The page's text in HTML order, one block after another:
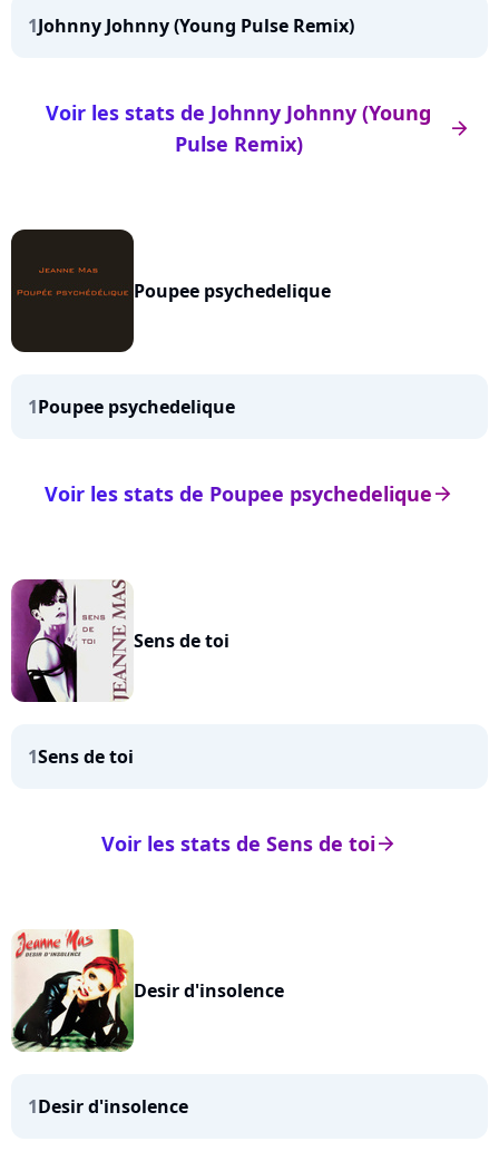
1Johnny Johnny (Young Pulse Remix)
arrow_right
Voir les stats de Johnny Johnny (Young
Pulse Remix)
Poupee psychedelique
1Poupee psychedelique
arrow_right
Voir les stats de Poupee psychedelique
Sens de toi
1Sens de toi
arrow_right
Voir les stats de Sens de toi
Desir d'insolence
1Desir d'insolence